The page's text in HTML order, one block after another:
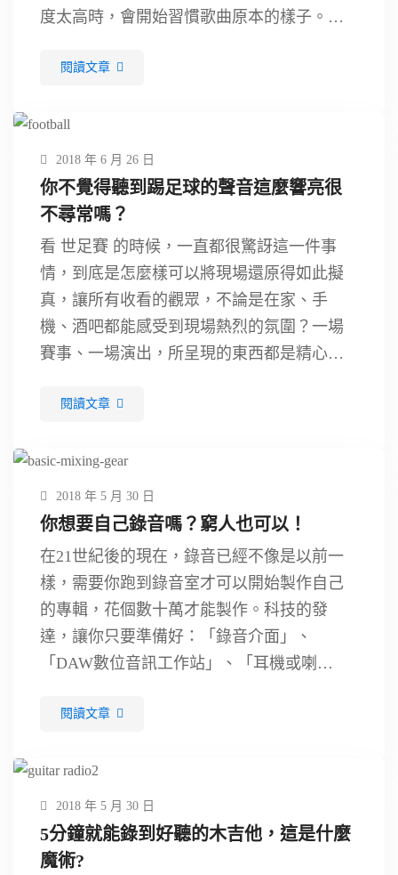
度太高時，會開始習慣歌曲原本的樣子。當
依照樂團的性格，去做出樂團想像不到的樣
閱讀文章
2018 年 6 月 26 日
你不覺得聽到踢足球的聲音這麼響亮很
不尋常嗎？
看 世足賽 的時候，一直都很驚訝這一件事
情，到底是怎麼樣可以將現場還原得如此擬
真，讓所有收看的觀眾，不論是在家、手
機、酒吧都能感受到現場熱烈的氛圍？一場
賽事、一場演出，所呈現的東西都是精心設
師的妙手之下，讓我們才有這麼好看的世足
閱讀文章
2018 年 5 月 30 日
你想要自己錄音嗎？窮人也可以！
在21世紀後的現在，錄音已經不像是以前一
樣，需要你跑到錄音室才可以開始製作自己
的專輯，花個數十萬才能製作。科技的發
達，讓你只要準備好：「錄音介面」、
「DAW數位音訊工作站」、「耳機或喇
寫給低預算，以及剛開始想學習自己錄音的
閱讀文章
2018 年 5 月 30 日
5分鐘就能錄到好聽的木吉他，這是什麼
魔術?